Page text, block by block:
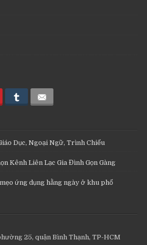
Dục, Ngoại Ngữ, Trình Chiếu
Kênh Liên Lạc Gia Đình Gọn Gàng
ứng dụng hằng ngày ở khu phố
25, quận Bình Thạnh, TP-HCM